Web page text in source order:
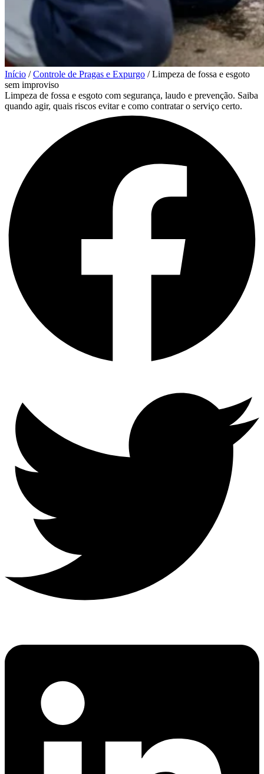
Início / Controle de Pragas e Expurgo /Limpeza de fossa e esgoto
sem improviso
Limpeza de fossa e esgoto com segurança, laudo e prevenção. Saiba
quando agir, quais riscos evitar e como contratar o serviço certo.